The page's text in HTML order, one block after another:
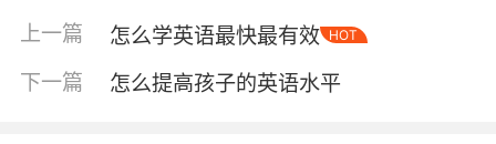
模仿一个动作。小学阶段用“会用一句就算会”替
代“背十个才算学”，例如学会“Can I have…?”就
在家里用这句话要水、要苹果、要贴纸。初中阶
段把目标变成“完成一小段表达”：用三句话说今
上一篇 怎么学英语最快最有效 HOT
下一篇 怎么提高孩子的英语水平